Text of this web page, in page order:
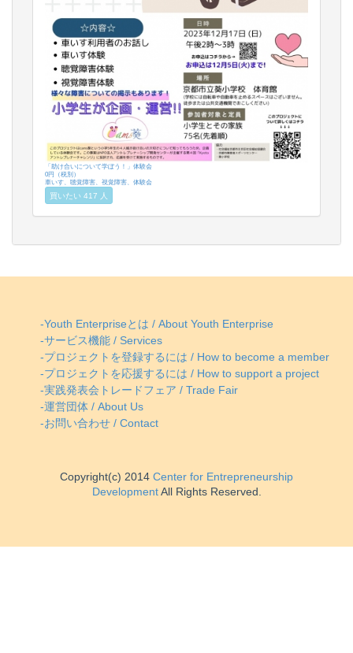
「助け合いについて学ぼう！」体験会
0円（税別）
車いす、聴覚障害、視覚障害、体験会
買いたい 417 人
-Youth Enterpriseとは / About Youth Enterprise
-サービス機能 / Services
-プロジェクトを登録するには / How to become a member
-プロジェクトを応援するには / How to support a project
-実践発表会トレードフェア / Trade Fair
-運営団体 / About Us
-お問い合わせ / Contact
Copyright(c) 2014 Center for Entrepreneurship
DevelopmentAll Rights Reserved.